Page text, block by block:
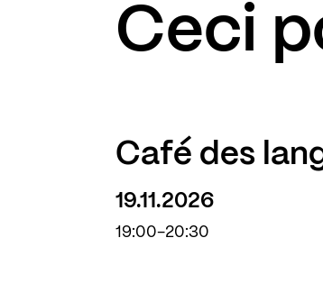
Ceci
Café des
19.11.2026
19:00-20:30